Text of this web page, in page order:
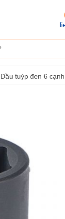
Đầu tuýp đen 6 cạnh